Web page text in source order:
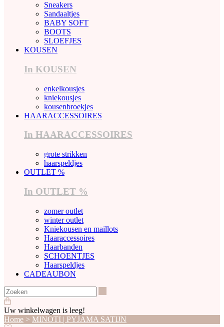
Sneakers
Sandaaltjes
BABY SOFT
BOOTS
SLOEFJES
KOUSEN
In KOUSEN
enkelkousjes
kniekousjes
kousenbroekjes
HAARACCESSOIRES
In HAARACCESSOIRES
grote strikken
haarspeldjes
OUTLET %
In OUTLET %
zomer outlet
winter outlet
Kniekousen en maillots
Haaraccessoires
Haarbanden
SCHOENTJES
Haarspeldjes
CADEAUBON
Uw winkelwagen is leeg!
Home > MINOTI | PYJAMA SATIJN